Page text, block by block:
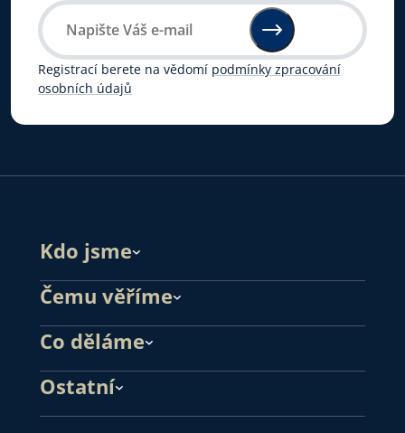
Registrací berete na vědomí podmínky zpracování
osobních údajů
Kdo jsme
Čemu věříme
Co děláme
Ostatní